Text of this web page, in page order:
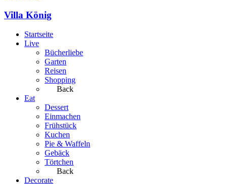
Villa König
Startseite
Live
Bücherliebe
Garten
Reisen
Shopping
Back
Eat
Dessert
Einmachen
Frühstück
Kuchen
Pie & Waffeln
Gebäck
Törtchen
Back
Decorate